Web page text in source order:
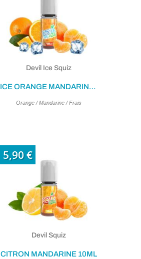
Devil Ice Squiz
ICE ORANGE MANDARINE 10ML
Orange / Mandarine / Frais
5,90 €
Devil Squiz
CITRON MANDARINE 10ML